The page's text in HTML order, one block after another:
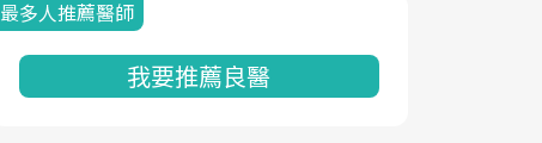
最多人推薦醫師
我要推薦良醫